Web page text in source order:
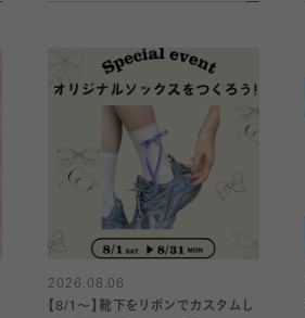
2026.08.06
【8/1〜】靴下をリボンでカスタムし